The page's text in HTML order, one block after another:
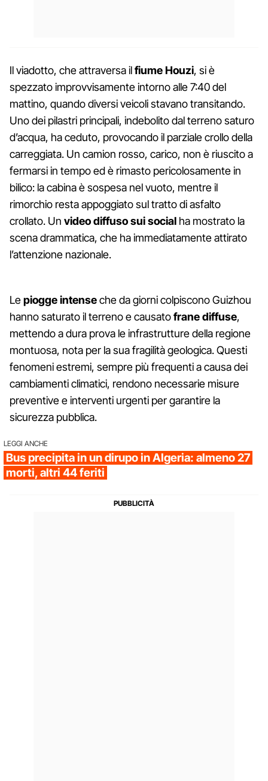
Il viadotto, che attraversa ilfiume Houzi, si è
spezzato improvvisamente intorno alle 7:40 del
mattino, quando diversi veicoli stavano transitando.
Uno dei pilastri principali, indebolito dal terreno saturo
d’acqua, ha ceduto, provocando il parziale crollo della
carreggiata. Un camion rosso, carico, non è riuscito a
fermarsi in tempo ed è rimasto pericolosamente in
bilico: la cabina è sospesa nel vuoto, mentre il
rimorchio resta appoggiato sul tratto di asfalto
crollato. Un video diffuso sui social ha mostrato la
scena drammatica, che ha immediatamente attirato
l’attenzione nazionale.
Lepiogge intenseche da giorni colpiscono Guizhou
hanno saturato il terreno e causatofrane diffuse,
mettendo a dura prova le infrastrutture della regione
montuosa, nota per la sua fragilità geologica. Questi
fenomeni estremi, sempre più frequenti a causa dei
cambiamenti climatici, rendono necessarie misure
preventive e interventi urgenti per garantire la
sicurezza pubblica.
LEGGI ANCHE
Bus precipita in un dirupo in Algeria: almeno 27
morti, altri 44 feriti